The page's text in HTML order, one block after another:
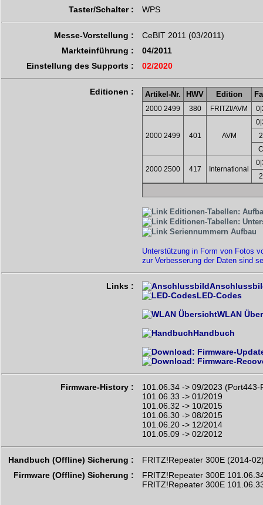
Taster/Schalter : WPS
Messe-Vorstellung :
CeBIT 2011 (03/2011)
Markteinführung :
04/2011
Einstellung des Supports :
02/2020
Editionen : Artikel-Nr. HWV Edition
2000 2499 380 FRITZ!/AVM
2000 2499 401 AVM
2
C
2000 2500 417 International
2
Editionen-Tabellen:
Editionen-Tabellen:
Seriennummern Aufbau
Unterstützung in Form von Fotos
zur Verbesserung der Daten sind
Links :
LED-Codes
WLAN
Handbuch
Firmware-History :
101.06.34 -> 09/2023 (Port443-
101.06.33 -> 01/2019
101.06.32 -> 10/2015
101.06.30 -> 08/2015
101.06.20 -> 12/2014
101.05.09 -> 02/2012
Handbuch (Offline) Sicherung :
FRITZ!Repeater 300E (2014-
Firmware (Offline) Sicherung :
FRITZ!Repeater 300E
FRITZ!Repeater 300E